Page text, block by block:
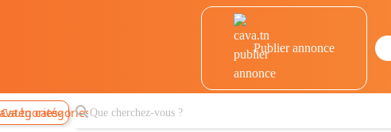
Publier annonce
Catégories